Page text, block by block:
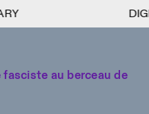
EN IT DE
FR
Reset
fasciste au berceau de